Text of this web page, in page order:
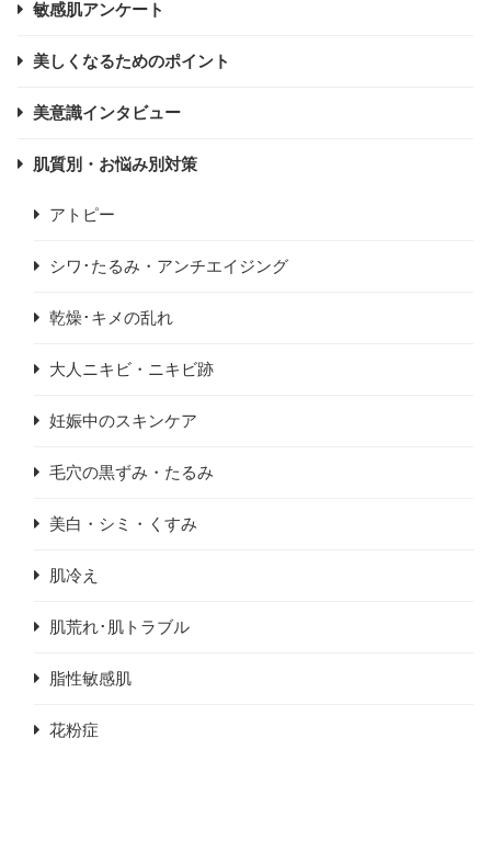
敏感肌アンケート
美しくなるためのポイント
美意識インタビュー
肌質別・お悩み別対策
アトピー
シワ･たるみ・アンチエイジング
乾燥･キメの乱れ
大人ニキビ・ニキビ跡
妊娠中のスキンケア
毛穴の黒ずみ・たるみ
美白・シミ・くすみ
肌冷え
肌荒れ･肌トラブル
脂性敏感肌
花粉症